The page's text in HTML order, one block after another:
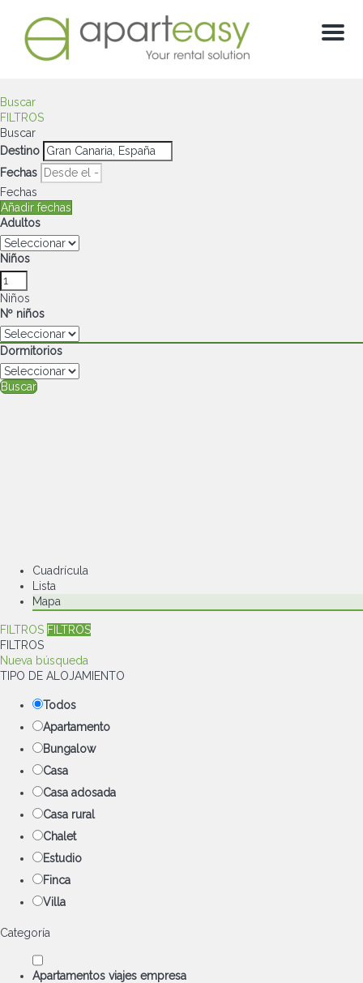
Menu
Buscar
FILTROS
Buscar
Destino
Fechas
Fechas
Añadir fechas
Adultos
Niños
Niños
Nº niños
Dormitorios
Buscar
Cuadrícula
Lista
Mapa
FILTROS FILTROS
FILTROS
Nueva búsqueda
TIPO DE ALOJAMIENTO
Todos
Apartamento
Bungalow
Casa
Casa adosada
Casa rural
Chalet
Estudio
Finca
Villa
Categoría
Apartamentos viajes empresa